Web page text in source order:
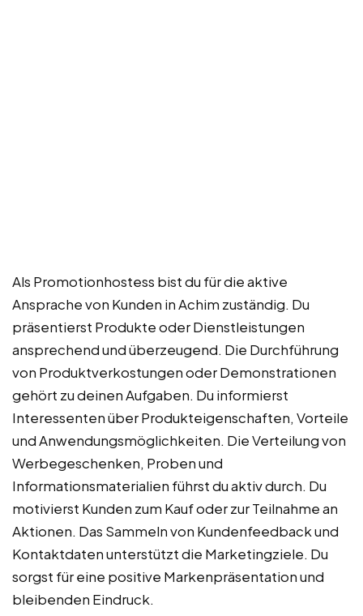
Als Promotionhostess bist du für die aktive
Ansprache von Kunden in Achim zuständig. Du
präsentierst Produkte oder Dienstleistungen
ansprechend und überzeugend. Die Durchführung
von Produktverkostungen oder Demonstrationen
gehört zu deinen Aufgaben. Du informierst
Interessenten über Produkteigenschaften, Vorteile
und Anwendungsmöglichkeiten. Die Verteilung von
Werbegeschenken, Proben und
Informationsmaterialien führst du aktiv durch. Du
motivierst Kunden zum Kauf oder zur Teilnahme an
Aktionen. Das Sammeln von Kundenfeedback und
Kontaktdaten unterstützt die Marketingziele. Du
sorgst für eine positive Markenpräsentation und
bleibenden Eindruck.